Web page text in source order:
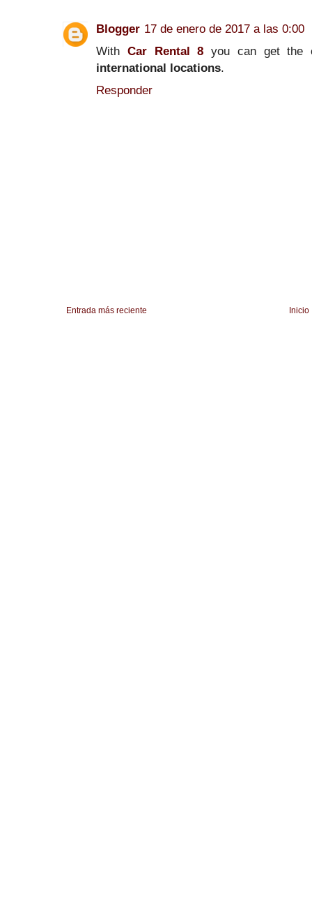
Blogger 17 de enero de 2017 a las 0:00
With Car Rental 8 you can get the
international locations.
Responder
Entrada más reciente Inicio